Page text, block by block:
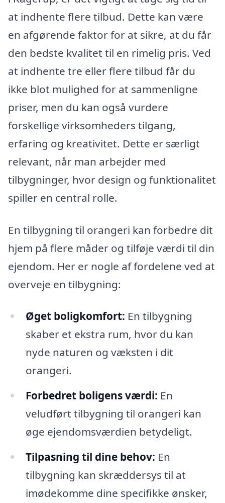
at indhente flere tilbud. Dette kan være
en afgørende faktor for at sikre, at du får
den bedste kvalitet til en rimelig pris. Ved
at indhente tre eller flere tilbud får du
ikke blot mulighed for at sammenligne
priser, men du kan også vurdere
forskellige virksomheders tilgang,
erfaring og kreativitet. Dette er særligt
relevant, når man arbejder med
tilbygninger, hvor design og funktionalitet
spiller en central rolle.
En tilbygning til orangeri kan forbedre dit
hjem på flere måder og tilføje værdi til din
ejendom. Her er nogle af fordelene ved at
overveje en tilbygning:
Øget boligkomfort: En tilbygning
skaber et ekstra rum, hvor du kan
nyde naturen og væksten i dit
orangeri.
Forbedret boligens værdi: En
veludført tilbygning til orangeri kan
øge ejendomsværdien betydeligt.
Tilpasning til dine behov: En
tilbygning kan skræddersys til at
imødekomme dine specifikke ønsker,